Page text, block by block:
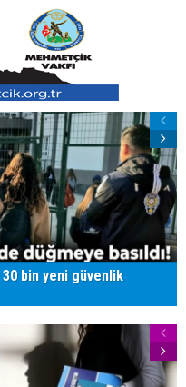
30 bin yeni güvenlik